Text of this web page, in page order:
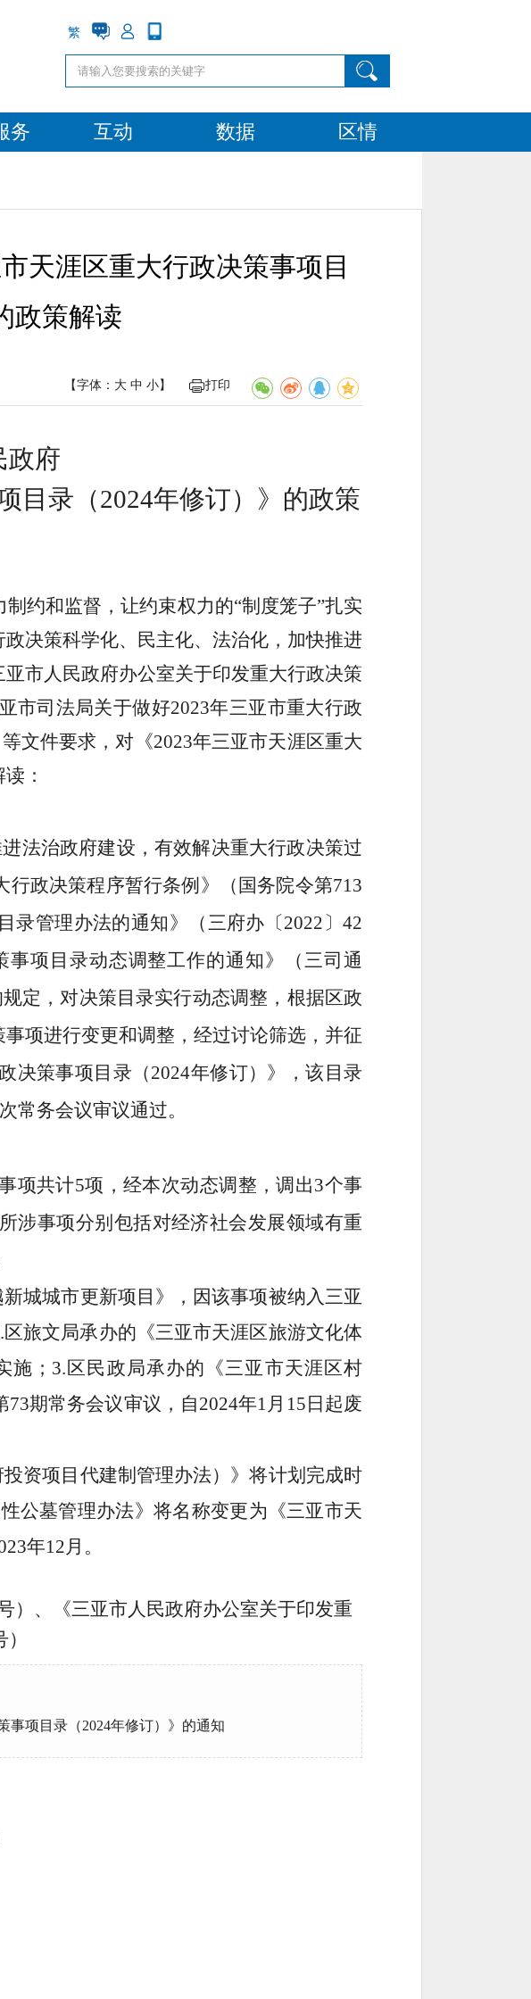
繁
务 互动 数据 区情
天涯区重大行政决策事项目
政策解读
【字体： 大 中 小】 打印
政府
目录（2024年修订） 》的政策
制约和监督，让约束权力的“制度笼子”扎实
决策科学化、民主化、法治化，加快推进
亚市人民政府办公室关于印发重大行政决策
市司法局关于做好2023年三亚市重大行政
等文件要求，对《2023年三亚市天涯区重大
：
法治政府建设， 有效解决重大行政决策过
行政决策程序暂行条例》（国务院令第713
录管理办法的通知》（三府办 〔2022 〕42
事项目录动态调整工作的通知》（三司通
规定，对决策目录实行动态调整，根据区政
项进行变更和调整， 经过讨论筛选，并征
决策事项目录（2024年修订） 》，该目录
次常务会议审议通过。
项共计5项 ，经本次动态调整，调出3个事
所涉事项分别包括对经济社会发展领域有重
城城市更新项目》，因该事项被纳入三亚
区旅文局承办的《三亚市天涯区旅游文化体
施； 3.区民政局承办的《三亚市天涯区村
73期常务会议审议，自2024年1月 15 日起废
资项目代建制管理办法）》将计划完成时
公墓管理办法》将名称变更为《三亚市天
年12月。
） 、 《三亚市人民政府办公室关于印发重
事项目录（2024年修订）》的通知